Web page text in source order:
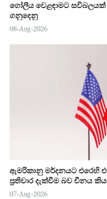
ගෝලීය වෙළඳාමට
ගනුදෙනු
08-Aug-2026
ඇමරිකානු මර්දනයට එරෙහි
ප්‍රතිචාර දැක්වීම බව චීනය
07-Aug-2026